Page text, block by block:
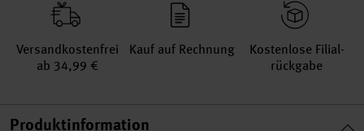
Versand­kosten­frei
ab 34,99 €
Kauf auf Rechnung
Kosten­lose Filial­
rückgabe
Produktinformation